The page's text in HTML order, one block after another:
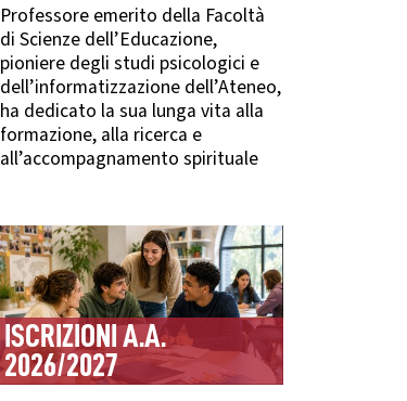
Professore emerito della Facoltà
di Scienze dell’Educazione,
pioniere degli studi psicologici e
dell’informatizzazione dell’Ateneo,
ha dedicato la sua lunga vita alla
formazione, alla ricerca e
all’accompagnamento spirituale
ISCRIZIONI A.A.
2026/2027